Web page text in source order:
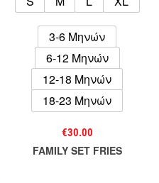
3-6 Μηνών
6-12 Μηνών
12-18 Μηνών
18-23 Μηνών
FAMILY SET FRIES
€30.00